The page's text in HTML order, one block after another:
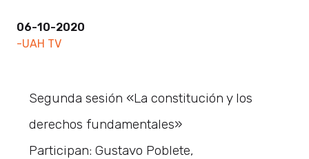
06-10-2020
-UAH TV
Segunda sesión «La constitución y los
derechos fundamentales»
Participan: Gustavo Poblete,